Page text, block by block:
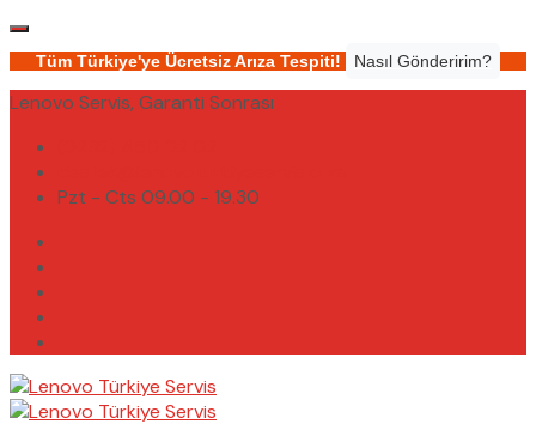
Tüm Türkiye'ye Ücretsiz Arıza Tespiti! Nasıl Gönderirim?
Lenovo Servis, Garanti Sonrası
Pzt - Cts 09.00 - 19.30